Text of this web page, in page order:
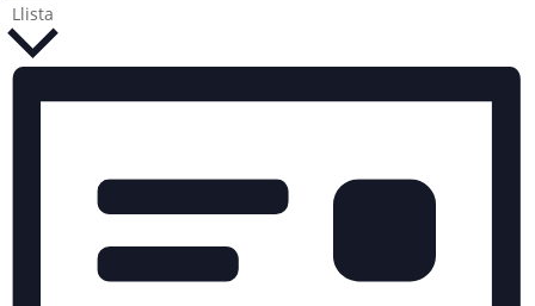
Llista